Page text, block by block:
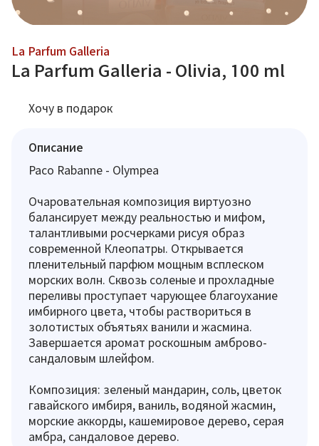
La Parfum Galleria
La Parfum Galleria - Olivia, 100 ml
Хочу в подарок
Описание
Paco Rabanne - Olympea
Очаровательная композиция виртуозно
балансирует между реальностью и мифом,
талантливыми росчерками рисуя образ
современной Клеопатры. Открывается
пленительный парфюм мощным всплеском
морских волн. Сквозь соленые и прохладные
переливы проступает чарующее благоухание
имбирного цвета, чтобы раствориться в
золотистых объятьях ванили и жасмина.
Завершается аромат роскошным амброво-
сандаловым шлейфом.
Композиция: зеленый мандарин, соль, цветок
гавайского имбиря, ваниль, водяной жасмин,
морские аккорды, кашемировое дерево, серая
амбра, сандаловое дерево.